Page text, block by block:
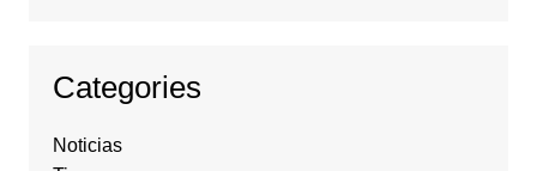
Categories
Noticias